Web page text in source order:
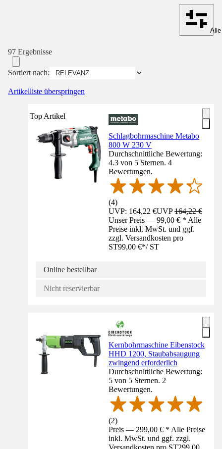
97 Ergebnisse
Sortiert nach:
Artikelliste überspringen
Top Artikel
Schlagbohrmaschine Metabo
800 W 230 V
Durchschnittliche Bewertung:
4.3 von 5 Sternen. 4
Bewertungen.
(4)
UVP: 164,22 €UVP164,22 €
Unser Preis — 99,00 € * Alle
Preise inkl. MwSt. und ggf.
zzgl. Versandkosten pro
ST99,00 €*/ ST
Online bestellbar
Nicht reservierbar
Kernbohrmaschine Eibenstock
HHD 1200, Staubabsaugung
zwingend erforderlich
Durchschnittliche Bewertung:
5 von 5 Sternen. 2
Bewertungen.
(2)
Preis — 299,00 € * Alle Preise
inkl. MwSt. und ggf. zzgl.